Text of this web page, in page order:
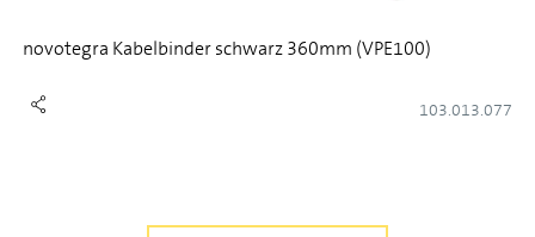
novotegra Kabelbinder schwarz 360mm (VPE100)
103.013.077